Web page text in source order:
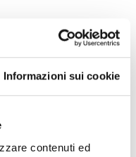
Informazioni sui cookie
contenuti ed